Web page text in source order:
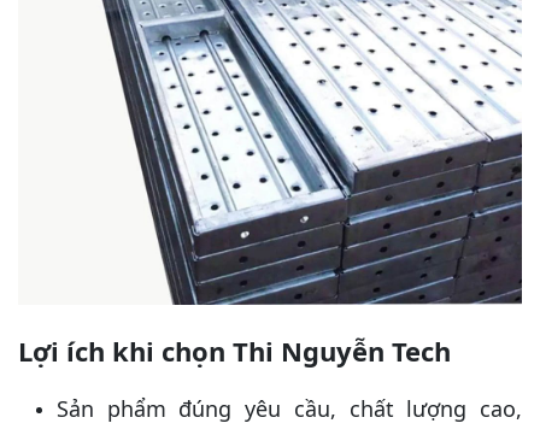
Lợi ích khi chọn Thi Nguyễn Tech
Sản phẩm đúng yêu cầu, chất lượng cao,